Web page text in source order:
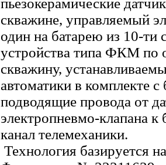
пьезокерамические
скважине, управляемый
один на батарею из 10-
устройства типа ФКМ по
скважину,
автоматики в комплекте
подводящие провода от
электропневмо-клапана к
канал телемеханики.
Технология базируется